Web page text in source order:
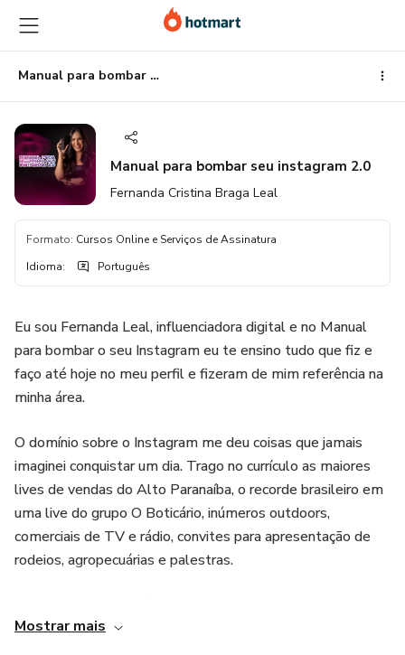
para
o
conteúdo
principal
para
o
pagamento
para
o
rodapé
Manual para bombar seu instagram 2.0
Manual para bombar seu instagram 2.0
Fernanda Cristina Braga Leal
Formato: Cursos Online e Serviços de Assinatura
Idioma: Português
Eu sou Fernanda Leal, influenciadora digital e no Manual
para bombar o seu Instagram eu te ensino tudo que fiz e
faço até hoje no meu perfil e fizeram de mim referência na
minha área.
O domínio sobre o Instagram me deu coisas que jamais
imaginei conquistar um dia. Trago no currículo as maiores
lives de vendas do Alto Paranaíba, o recorde brasileiro em
uma live do grupo O Boticário, inúmeros outdoors,
comerciais de TV e rádio, convites para apresentação de
rodeios, agropecuárias e palestras.
física e é por isso que todos os ensinamentos contidos no
Mostrar mais